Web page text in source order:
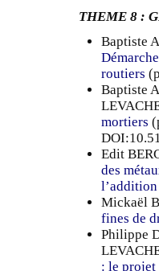
THEME 8 :
Baptiste
routiers
Baptiste
mortiers
Edit
des
Mickaël
fines de
Philippe
: le projet